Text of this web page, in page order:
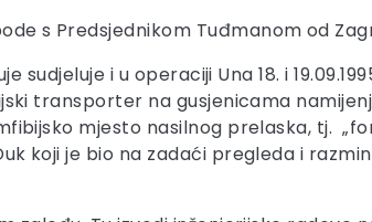
s Predsjednikom Tuđmanom od
sudjeluje i u operaciji Una 18. i
transporter na gusjenicama
mjesto nasilnog prelaska, tj.
koji je bio na zadaći pregleda i